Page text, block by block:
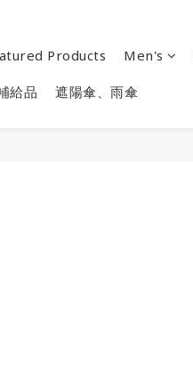
Products Men's
給品 遮陽傘、雨傘